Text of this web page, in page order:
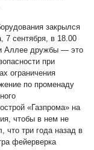
закрылся
7 сентября, в 18.00
и Аллее дружбы — это
при
ограничения
по променаду
«Газпрома» на
чтобы в нем не
что три года назад в
фейерверка